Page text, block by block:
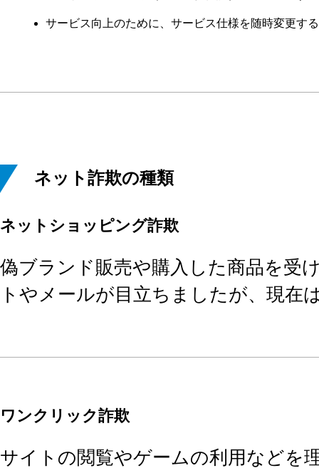
サービス向上のために、サービス仕様を随時変更す
ネット詐欺の種類
ネットショッピング詐欺
偽ブランド販売や購入した商品を受
トやメールが目立ちましたが、現在
ワンクリック詐欺
サイトの閲覧やゲームの利用などを